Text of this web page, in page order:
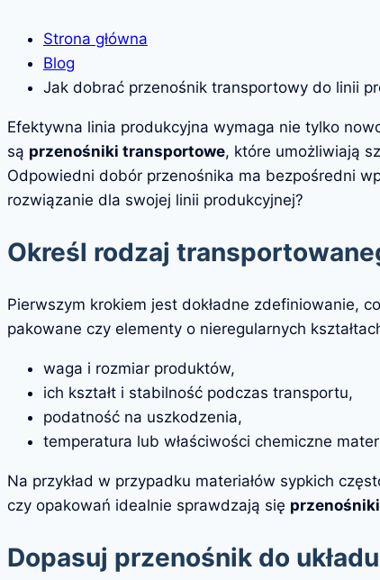
Strona główna
Blog
Jak dobrać przenośnik transportowy do linii
Efektywna linia produkcyjna wymaga nie tylko
są przenośniki transportowe, które umożliwiają
Odpowiedni dobór przenośnika ma bezpośredni
rozwiązanie dla swojej linii produkcyjnej?
Określ rodzaj
Pierwszym krokiem jest dokładne zdefiniowanie,
pakowane czy elementy o nieregularnych
waga i rozmiar produktów,
ich kształt i stabilność podczas transportu,
podatność na uszkodzenia,
temperatura lub właściwości chemiczne
Na przykład w przypadku materiałów sypkich
czy opakowań idealnie sprawdzają się
Dopasuj przenośnik do